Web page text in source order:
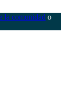
la comunidad o